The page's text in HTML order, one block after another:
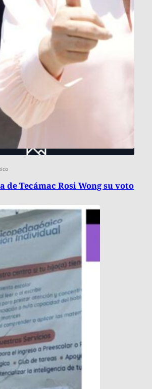
de Tecámac Rosi Wong su voto